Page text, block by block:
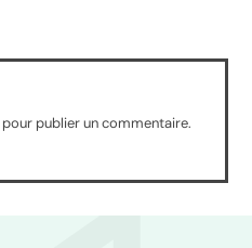
pour publier un commentaire.